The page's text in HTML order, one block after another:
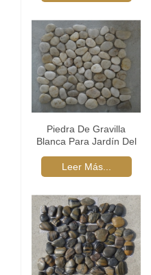
Piedra De Gravilla
Blanca Para Jardín Del
Leer Más...